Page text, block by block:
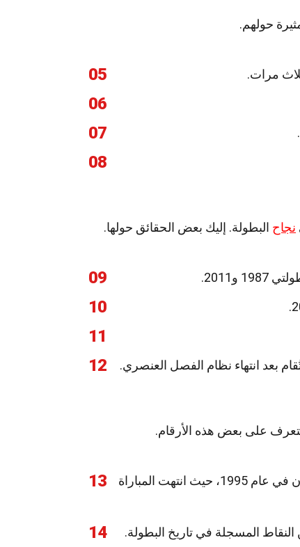
حولهم.
05 مرات.
06
07
08
نجاح البطولة. إليك بعض الحقائق حولها.
09
10
11
12
نتعرف على بعض هذه الأرقام.
13
أكبر عدد من النقاط في مباراة واحدة سُجل في مباراة نيوزيلندا ضد اليابان في عام 1995، حيث انتهت المباراة
14 المسجلة في تاريخ البطولة.